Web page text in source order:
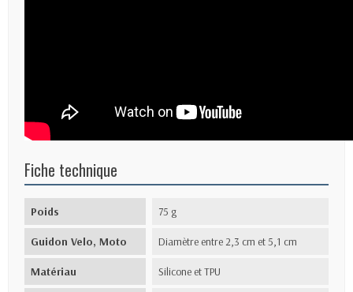
Fiche technique
Poids 75 g
Guidon Velo, Moto Diamètre entre 2,3 cm et 5,1 cm
Matériau Silicone et TPU